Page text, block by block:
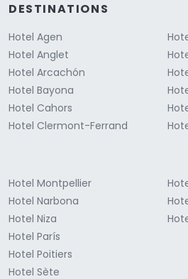
DESTINATIONS
Hotel Agen
Hotel Anglet
Hotel Arcachón
Hotel Bayona
Hotel Cahors
Hotel Clermont-Ferrand
Hotel Montpellier
Hotel Narbona
Hotel Niza
Hotel París
Hotel Poitiers
Hotel Sète